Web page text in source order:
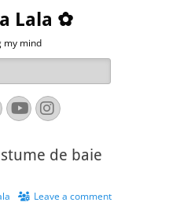
Lala ✿
my mind
YouTube
Instagram
de baie
Leave a comment